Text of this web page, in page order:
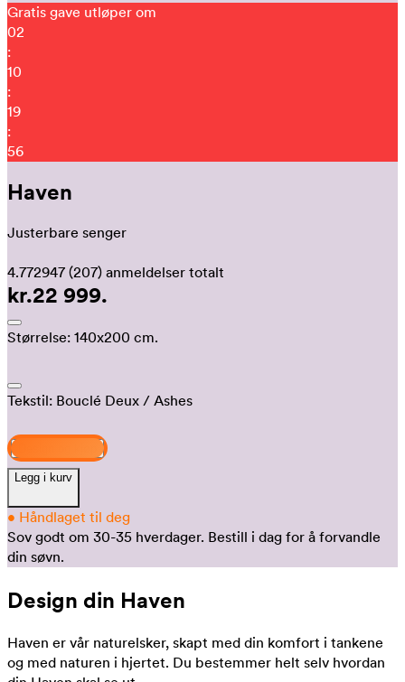
Gratis gave utløper om
02
:
10
:
19
:
43
Haven
Justerbare senger
4.772947 (207) anmeldelser totalt
kr.22 999.
Størrelse: 140x200 cm.
Tekstil: Bouclé Deux / Ashes
Legg i kurv
• Håndlaget til deg
Sov godt om 30-35 hverdager. Bestill i dag for å forvandle
din søvn.
Design din Haven
Haven er vår naturelsker, skapt med din komfort i tankene
og med naturen i hjertet. Du bestemmer helt selv hvordan